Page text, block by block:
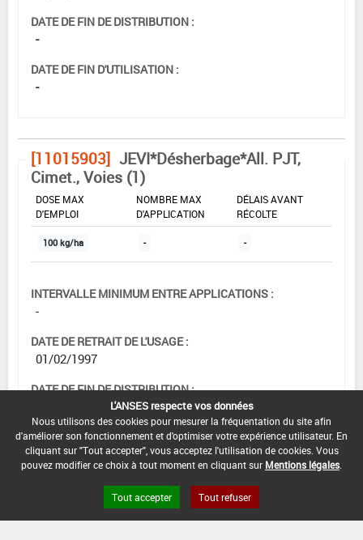
DATE DE FIN DE DISTRIBUTION :
-
DATE DE FIN D'UTILISATION :
-
[11015903] JEVI*Désherbage*All. PJT,
Cimet., Voies (1)
DOSE MAX
D'EMPLOI
NOMBRE MAX
D'APPLICATION
DÉLAIS AVANT
RÉCOLTE
100 kg/ha - -
INTERVALLE MINIMUM ENTRE APPLICATIONS :
-
DATE DE RETRAIT DE L'USAGE :
01/02/1997
DATE DE FIN DE DISTRIBUTION :
DATE DE FIN D'UTILISATION :
-
L'ANSES respecte vos données
Nous utilisons des cookies pour mesurer la fréquentation du site afin
d'améliorer son fonctionnement et d'optimiser votre expérience utilisateur. En
cliquant sur "Tout accepter", vous acceptez l'utilisation de cookies. Vous
pouvez modifier ce choix à tout moment en cliquant sur Mentions légales
Tout accepter Tout refuser